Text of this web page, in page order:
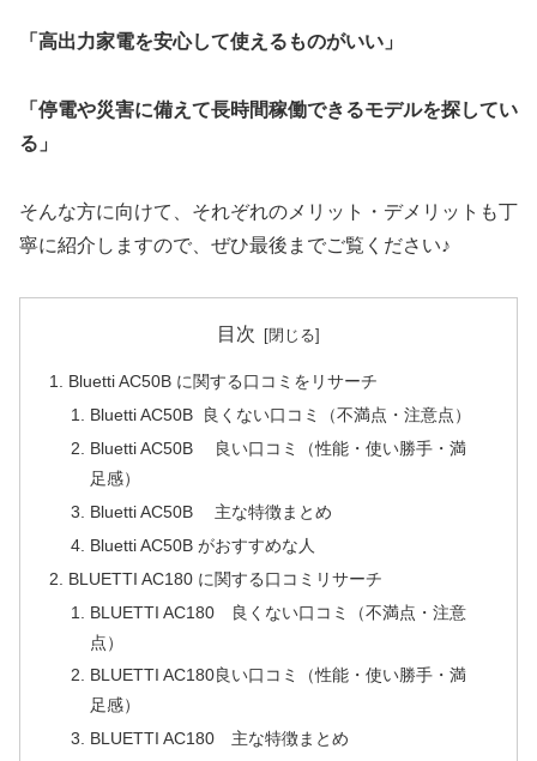
「高出力家電を安心して使えるものがいい」
「停電や災害に備えて長時間稼働できるモデルを探してい
る」
そんな方に向けて、それぞれのメリット・デメリットも丁
寧に紹介しますので、ぜひ最後までご覧ください♪
目次
Bluetti AC50B に関する口コミをリサーチ
Bluetti AC50B 良くない口コミ（不満点・注意点）
Bluetti AC50B 良い口コミ（性能・使い勝手・満
足感）
Bluetti AC50B 主な特徴まとめ
Bluetti AC50B がおすすめな人
BLUETTI AC180 に関する口コミリサーチ
BLUETTI AC180 良くない口コミ（不満点・注意
点）
BLUETTI AC180良い口コミ（性能・使い勝手・満
足感）
BLUETTI AC180 主な特徴まとめ